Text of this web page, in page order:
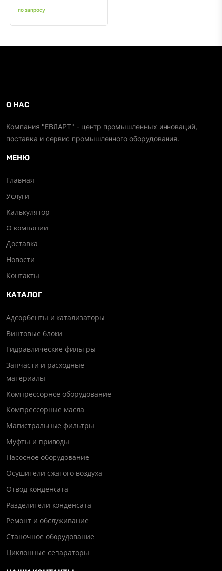
по запросу
О НАС
Компания "ЕВЛАРТ" - центр промышленных инноваций,
поставка и сервис промышленного оборудования.
МЕНЮ
Главная
Услуги
Калькулятор
О компании
Доставка
Новости
Контакты
КАТАЛОГ
Адсорбенты и катализаторы
Винтовые блоки
Гидравлические фильтры
Запчасти и расходные
материалы
Компрессорное оборудование
Компрессорные масла
Магистральные фильтры
Муфты и приводы
Насосное оборудование
Осушители сжатого воздуха
Отвод конденсата
Разделители конденсата
Ремонт и обслуживание
Станочное оборудование
Циклонные сепараторы